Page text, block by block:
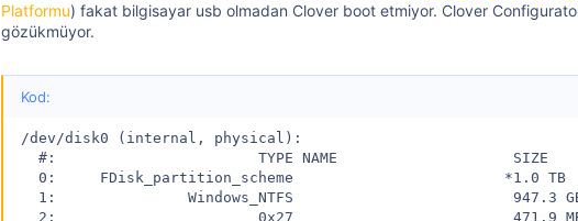
Platformu) fakat bilgisayar usb olmadan Clover boot etmiyor. Clover
gözükmüyor.
Kod:
/dev/disk0 (internal, physical):
#:                       TYPE NAME                    SIZE
0:     FDisk_partition_scheme                        *1.0 TB
1:               Windows_NTFS                         947.3
2:                       0x27                         471.9